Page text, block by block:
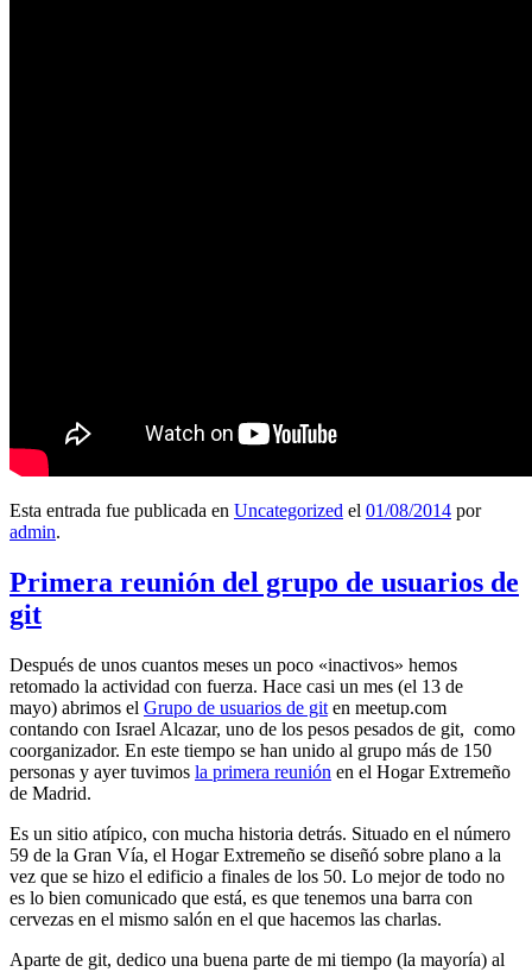
Esta entrada fue publicada en Uncategorized el 01/08/2014 por
admin.
Primera reunión del grupo de usuarios de
git
Después de unos cuantos meses un poco «inactivos» hemos
retomado la actividad con fuerza. Hace casi un mes (el 13 de
mayo) abrimos el Grupo de usuarios de git en meetup.com
contando con Israel Alcazar, uno de los pesos pesados de git, como
coorganizador. En este tiempo se han unido al grupo más de 150
personas y ayer tuvimos la primera reunión en el Hogar Extremeño
de Madrid.
Es un sitio atípico, con mucha historia detrás. Situado en el número
59 de la Gran Vía, el Hogar Extremeño se diseñó sobre plano a la
vez que se hizo el edificio a finales de los 50. Lo mejor de todo no
es lo bien comunicado que está, es que tenemos una barra con
cervezas en el mismo salón en el que hacemos las charlas.
Aparte de git, dedico una buena parte de mi tiempo (la mayoría) al